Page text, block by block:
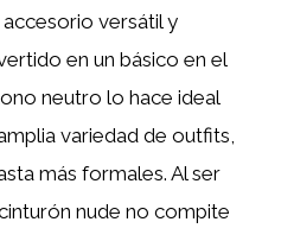
accesorio versátil y
en un básico en el
neutro lo hace ideal
variedad de outfits,
más formales. Al ser
nude no compite